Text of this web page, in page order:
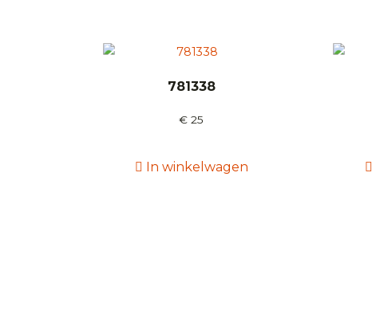
781338
€ 25
In winkelwagen